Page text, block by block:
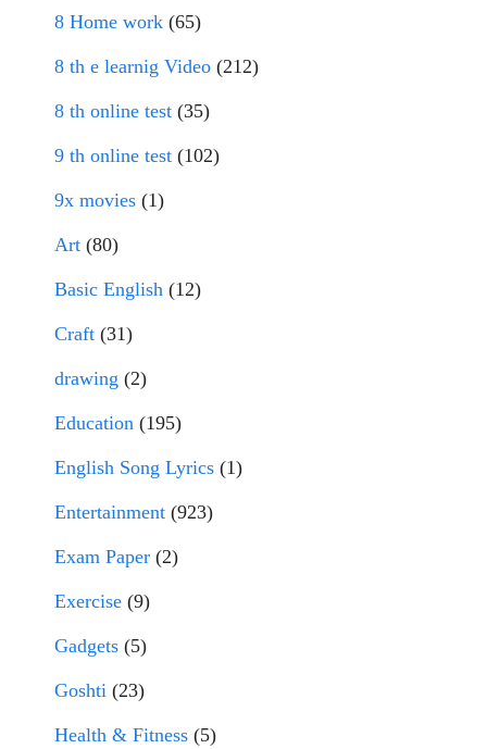
8 Home work (65)
8 th e learnig Video (212)
8 th online test (35)
9 th online test (102)
9x movies (1)
Art (80)
Basic English (12)
Craft (31)
drawing (2)
Education (195)
English Song Lyrics (1)
Entertainment (923)
Exam Paper (2)
Exercise (9)
Gadgets (5)
Goshti (23)
Health & Fitness (5)